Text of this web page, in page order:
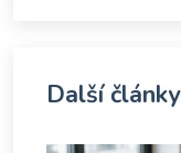
Další články